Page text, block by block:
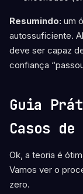
Resumindo: um
autossuficiente.
deve ser capaz
confiança
Guia
Casos de
Ok, a teoria é
Vamos ver o
zero.